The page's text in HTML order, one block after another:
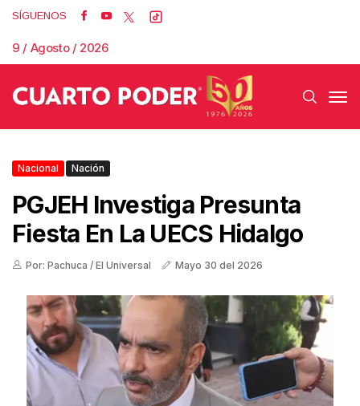
SÍGUENOS
9 / Agosto / 2026
Nacional Nación
PGJEH Investiga Presunta
Fiesta En La UECS Hidalgo
Por: Pachuca / El Universal Mayo 30 del 2026